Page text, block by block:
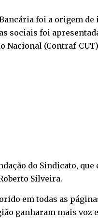
foi a origem de
sociais foi
Nacional (Contraf-
do Sindicato,
Silveira.
em todas as
ganharam mais voz